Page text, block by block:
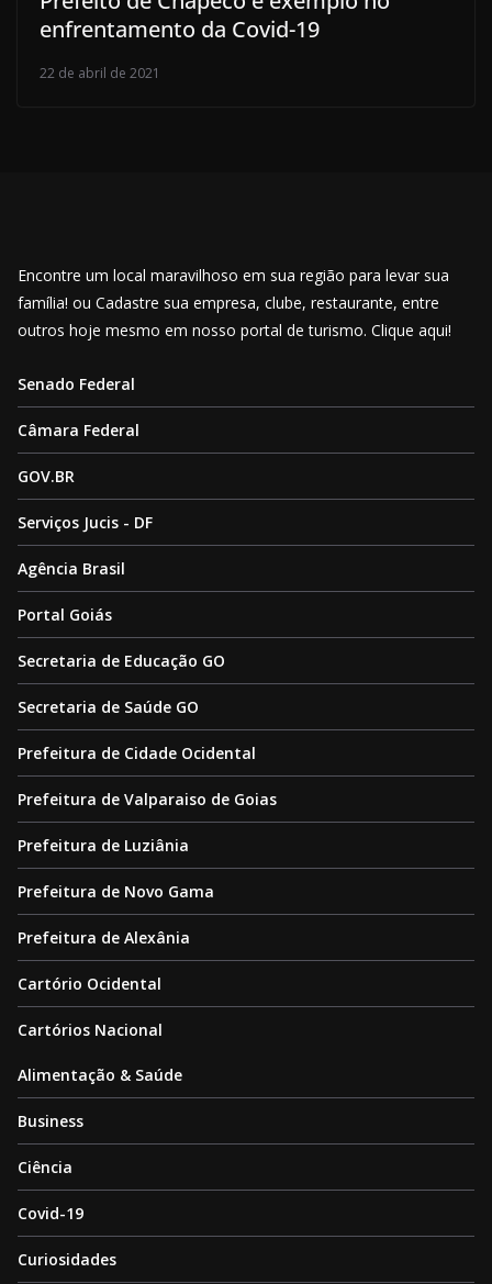
enfrentamento da Covid-19
22 de abril de 2021
Encontre um local maravilhoso em sua região para levar sua
família! ou Cadastre sua empresa, clube, restaurante, entre
outros hoje mesmo em nosso portal de turismo. Clique aqui!
Senado Federal
Câmara Federal
GOV.BR
Serviços Jucis - DF
Agência Brasil
Portal Goiás
Secretaria de Educação GO
Secretaria de Saúde GO
Prefeitura de Cidade Ocidental
Prefeitura de Valparaiso de Goias
Prefeitura de Luziânia
Prefeitura de Novo Gama
Prefeitura de Alexânia
Cartório Ocidental
Cartórios Nacional
Alimentação & Saúde
Business
Ciência
Covid-19
Curiosidades